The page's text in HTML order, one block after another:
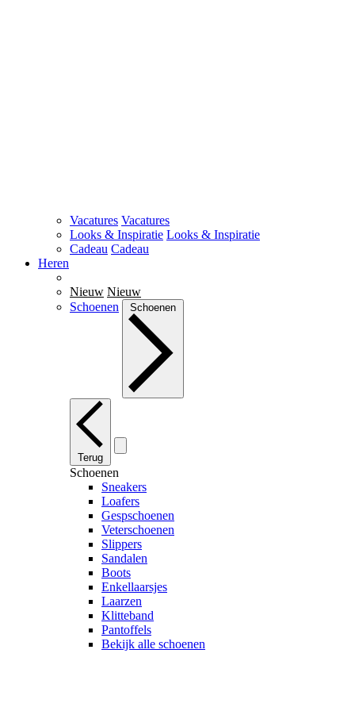
Vacatures Vacatures
Looks & Inspiratie Looks & Inspiratie
Cadeau Cadeau
Heren
Nieuw Nieuw
Schoenen
Schoenen
Terug
Schoenen
Sneakers
Loafers
Gespschoenen
Veterschoenen
Slippers
Sandalen
Boots
Enkellaarsjes
Laarzen
Klitteband
Pantoffels
Bekijk alle schoenen